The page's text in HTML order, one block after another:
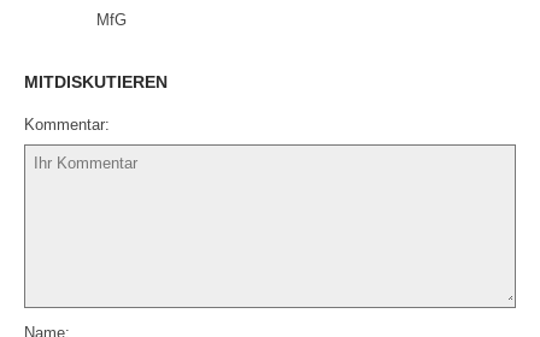
MfG
MITDISKUTIEREN
Kommentar
Name